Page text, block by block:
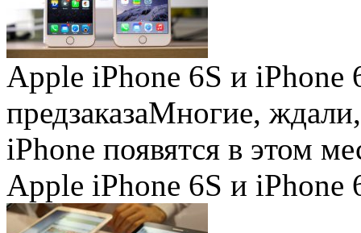
Apple iPhone 6S и iPhone
предзаказаМногие, ждали,
iPhone появятся в этом
Apple iPhone 6S и iPhone